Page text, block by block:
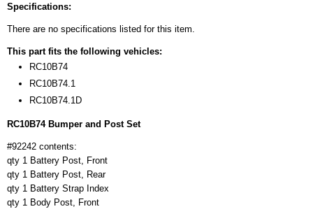
92242
0,10 Kg
Specifications:
There are no specifications listed for this item.
This part fits the following vehicles:
RC10B74
RC10B74.1
RC10B74.1D
RC10B74 Bumper and Post Set
#92242 contents:
qty 1 Battery Post, Front
qty 1 Battery Post, Rear
qty 1 Battery Strap Index
qty 1 Body Post, Front